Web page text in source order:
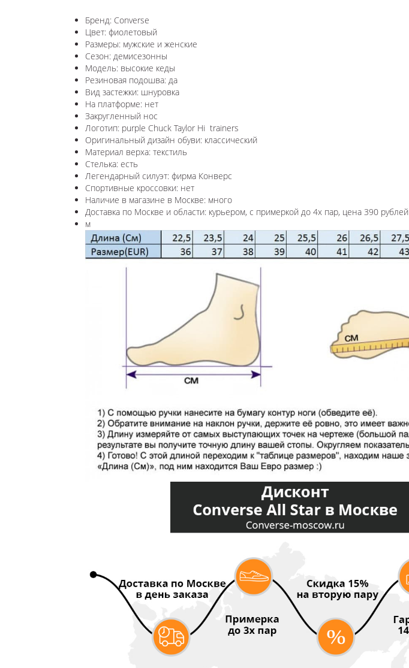
Бренд: Converse
Цвет: фиолетовый
Размеры: мужские и женские
Сезон: демисезонны
Модель: высокие кеды
Резиновая подошва: да
Вид застежки: шнуровка
На платформе: нет
Закругленный нос
Логотип: purple Chuck Taylor Hi trainers
Оригинальный дизайн обуви: классический
Материал верха: текстиль
Стелька: есть
Легендарный силуэт: фирма Конверс
Спортивные кроссовки: нет
Наличие в магазине в Москве: много
Доставка по Москве и области: курьером, с примеркой до 4х пар, цена 390 рублей
м